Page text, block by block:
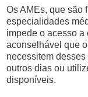
Os AMEs, que são
especialidades
impede o acesso
aconselhável que
necessitem
outros dias ou
disponíveis.